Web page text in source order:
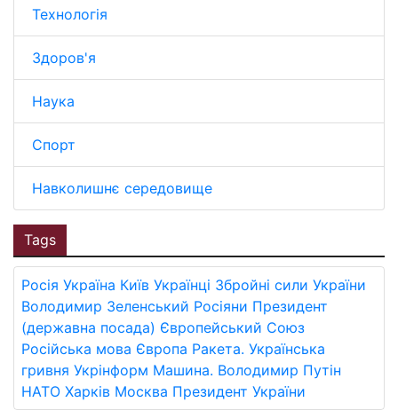
Технологія
Здоров'я
Наука
Спорт
Навколишнє середовище
Tags
Росія Україна Київ Українці Збройні сили України
Володимир Зеленський Росіяни Президент
(державна посада) Європейський Союз
Російська мова Європа Ракета. Українська
гривня Укрінформ Машина. Володимир Путін
НАТО Харків Москва Президент України